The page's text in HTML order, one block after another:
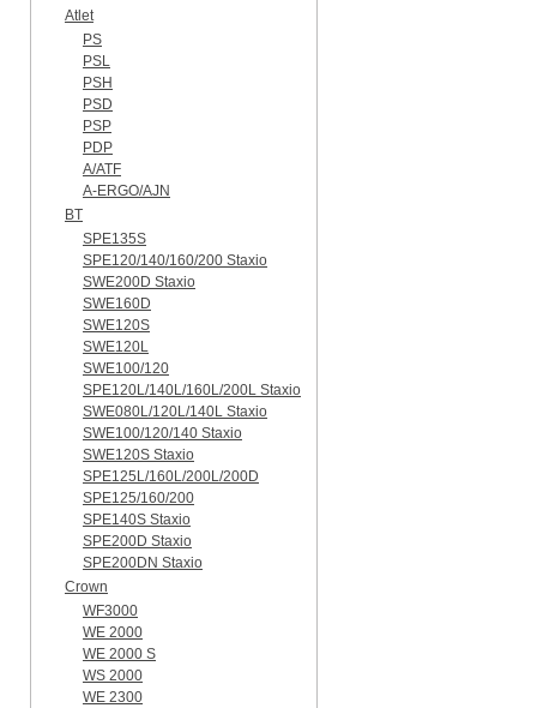
Atlet
PS
PSL
PSH
PSD
PSP
PDP
A/ATF
A-ERGO/AJN
BT
SPE135S
SPE120/140/160/200 Staxio
SWE200D Staxio
SWE160D
SWE120S
SWE120L
SWE100/120
SPE120L/140L/160L/200L Staxio
SWE080L/120L/140L Staxio
SWE100/120/140 Staxio
SWE120S Staxio
SPE125L/160L/200L/200D
SPE125/160/200
SPE140S Staxio
SPE200D Staxio
SPE200DN Staxio
Crown
WF3000
WE 2000
WE 2000 S
WS 2000
WE 2300